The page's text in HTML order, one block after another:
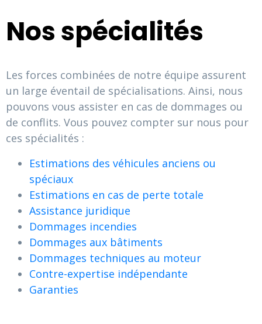
Nos spécialités
Les forces combinées de notre équipe assurent
un large éventail de spécialisations. Ainsi, nous
pouvons vous assister en cas de dommages ou
de conflits. Vous pouvez compter sur nous pour
ces spécialités :
Estimations des véhicules anciens ou
spéciaux
Estimations en cas de perte totale
Assistance juridique
Dommages incendies
Dommages aux bâtiments
Dommages techniques au moteur
Contre-expertise indépendante
Garanties